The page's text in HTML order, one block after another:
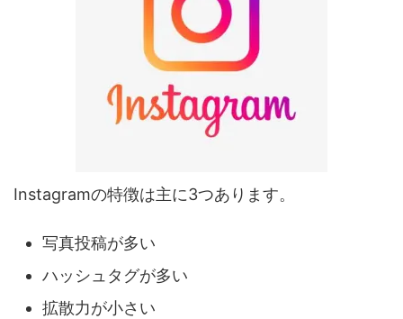
Instagramの特徴は主に3つあります。
写真投稿が多い
ハッシュタグが多い
拡散力が小さい